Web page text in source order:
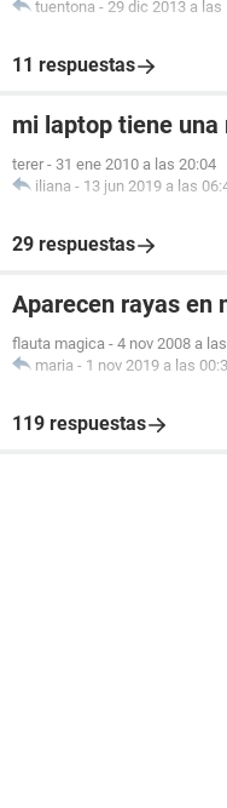
tuentona - 29 dic 2013 a las
11 respuestas
mi laptop tiene una
terer - 31 ene 2010 a las 20:04
iliana - 13 jun 2019 a las
29 respuestas
Aparecen rayas en
flauta magica - 4 nov 2008 a
maria - 1 nov 2019 a las
119 respuestas